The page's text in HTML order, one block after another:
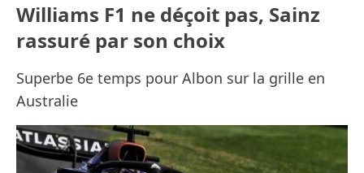
Williams F1 ne déçoit pas, Sainz
rassuré par son choix
Superbe 6e temps pour Albon sur la grille en
Australie